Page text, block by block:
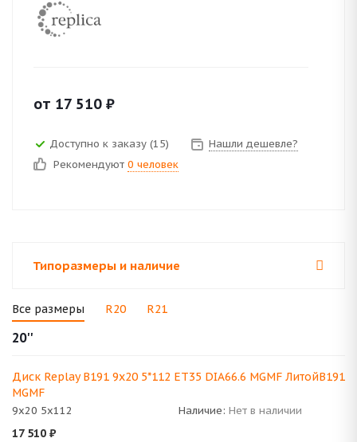
от 17 510 ₽
Доступно к заказу (15)
Нашли дешевле?
Рекомендуют 0 человек
Типоразмеры и наличие
Все размеры R20 R21
20''
Диск Replay B191 9x20 5*112 ET35 DIA66.6 MGMF ЛитойB191
MGMF
9x20 5x112 Наличие: Нет в наличии
17 510 ₽